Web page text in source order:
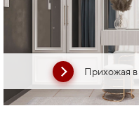
Прихожая в